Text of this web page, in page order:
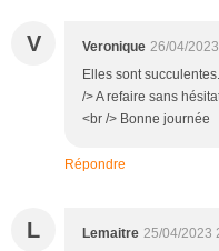
V Veronique 26/04/
Elles sont
/> A refaire sans
<br /> Bonne journée
Répondre
L Lemaitre 25/04/2023